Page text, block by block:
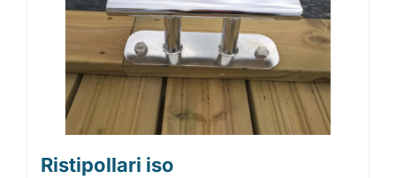
Ristipollari iso